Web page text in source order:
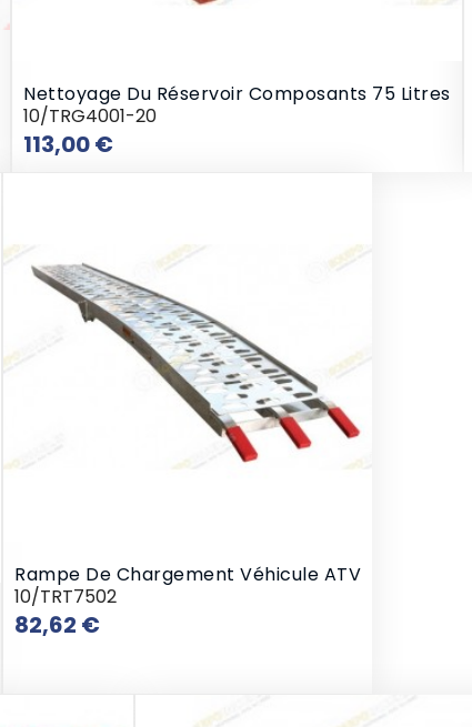
Nettoyage Du Réservoir Composants 75 Litres
10/TRG4001-20
113,00 €
Rampe De Chargement Véhicule ATV
10/TRT7502
82,62 €